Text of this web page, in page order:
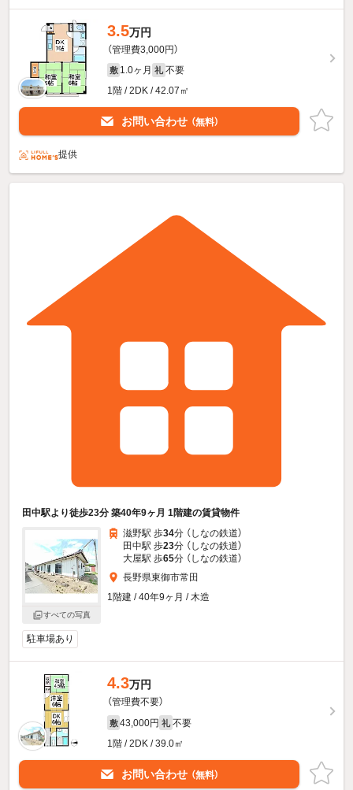
3.5万円
（管理費3,000円）
敷 1.0ヶ月 礼 不要
1階 / 2DK / 42.07㎡
お問い合わせ （無料）
提供
田中駅より徒歩23分 築40年9ヶ月 1階建の賃貸物件
すべての写真
滋野駅 歩34分 （しなの鉄道）
田中駅 歩23分 （しなの鉄道）
大屋駅 歩65分 （しなの鉄道）
長野県東御市常田
1階建 / 40年9ヶ月 / 木造
駐車場あり
4.3万円
（管理費不要）
敷 43,000円 礼 不要
1階 / 2DK / 39.0㎡
お問い合わせ （無料）